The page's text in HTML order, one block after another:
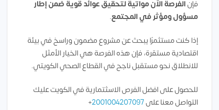
فإنالفرصة الآن مواتية لتحقيق عوائد قوية ضمن إطار
مسؤول ومؤثر في المجتمع.
إذا كنت مستثمرًا يبحث عن مشروع مضمون وراسخ في بيئة
اقتصادية مستقرة، فإن هذه الفرصة هي الخيار الأمثل
للانطلاق نحو مستقبل ناجح في القطاع الصحي الكويتي.
للحصول على افضل الفرص الاسثتمارية في الكويت عليك
التواصل معنا على2001004207097
+